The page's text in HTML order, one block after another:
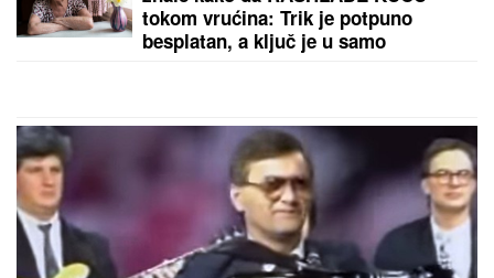
tokom vrućina: Trik je potpuno
besplatan, a ključ je u samo